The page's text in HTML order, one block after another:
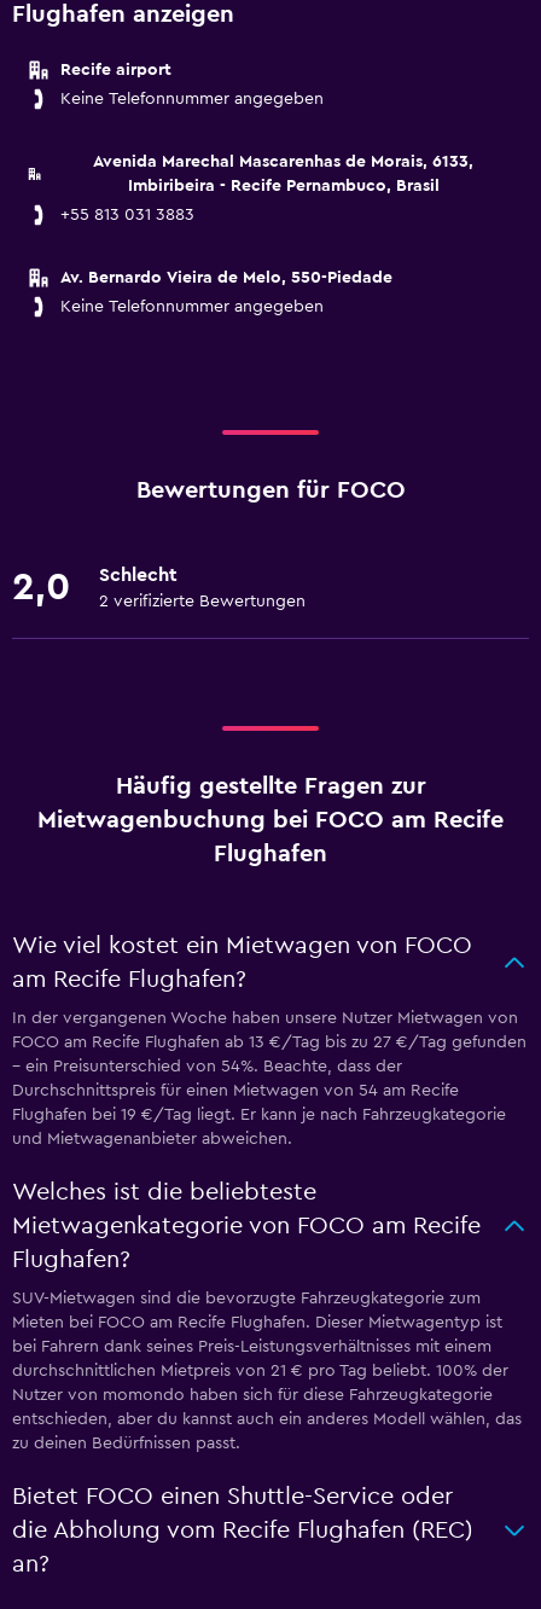
Flughafen anzeigen
Recife airport
Keine Telefonnummer angegeben
Avenida Marechal Mascarenhas de Morais, 6133,
Imbiribeira - Recife Pernambuco, Brasil
+55 813 031 3883
Av. Bernardo Vieira de Melo, 550-Piedade
Keine Telefonnummer angegeben
Bewertungen für FOCO
2,0 Schlecht
2 verifizierte Bewertungen
Häufig gestellte Fragen zur
Mietwagenbuchung bei FOCO am Recife
Flughafen
Wie viel kostet ein Mietwagen von FOCO
am Recife Flughafen?
In der vergangenen Woche haben unsere Nutzer Mietwagen von
FOCO am Recife Flughafen ab 13 €/Tag bis zu 27 €/Tag gefunden
– ein Preisunterschied von 54%. Beachte, dass der
Durchschnittspreis für einen Mietwagen von 54 am Recife
Flughafen bei 19 €/Tag liegt. Er kann je nach Fahrzeugkategorie
und Mietwagenanbieter abweichen.
Welches ist die beliebteste
Mietwagenkategorie von FOCO am Recife
Flughafen?
SUV-Mietwagen sind die bevorzugte Fahrzeugkategorie zum
Mieten bei FOCO am Recife Flughafen. Dieser Mietwagentyp ist
bei Fahrern dank seines Preis-Leistungsverhältnisses mit einem
durchschnittlichen Mietpreis von 21 € pro Tag beliebt. 100% der
Nutzer von momondo haben sich für diese Fahrzeugkategorie
entschieden, aber du kannst auch ein anderes Modell wählen, das
zu deinen Bedürfnissen passt.
Bietet FOCO einen Shuttle-Service oder
die Abholung vom Recife Flughafen (REC)
an?